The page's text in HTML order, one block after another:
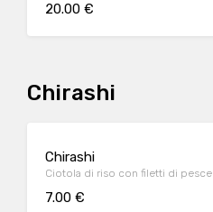
20.00 €
Chirashi
Chirashi
Ciotola di riso con filetti di pesce
7.00 €